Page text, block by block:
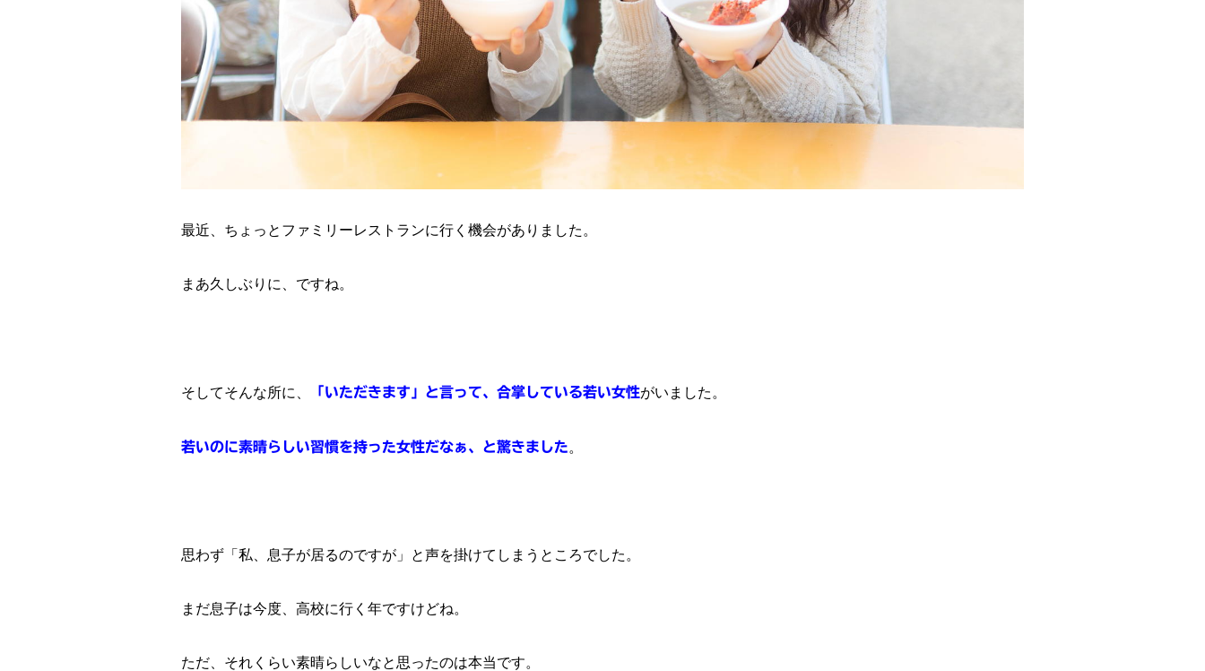
最近、ちょっとファミリーレストランに行く機会がありました。
まあ久しぶりに、ですね。
そしてそんな所に、 「いただきます」と言って、合掌している若い女性がいました。
若いのに素晴らしい習慣を持った女性だなぁ、と驚きました。
思わず「私、息子が居るのですが」と声を掛けてしまうところでした。
まだ息子は今度、高校に行く年ですけどね。
ただ、それくらい素晴らしいなと思ったのは本当です。